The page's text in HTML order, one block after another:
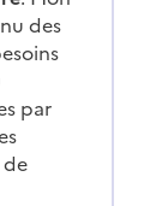
des
par